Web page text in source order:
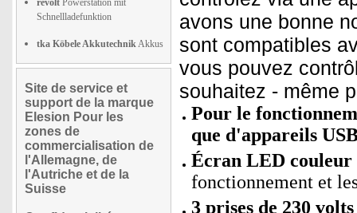
revolt Powerstation mit
Schnellladefunktion
tka Köbele AkkutechnikAkkus
Site de service et
support de la marque
Elesion Pour les
zones de
commercialisation de
l'Allemagne, de
l'Autriche et de la
Suisse
avons une bonne
sont compatibles
vous pouvez
souhaitez - même
Pour le
que d'appareils
Écran LED
fonctionnement et
3 prises de 230